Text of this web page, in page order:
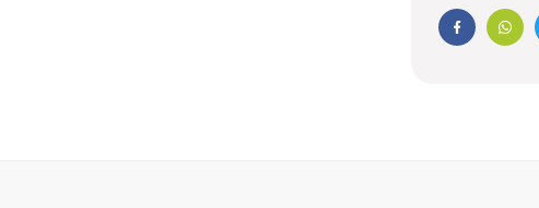
Facebook